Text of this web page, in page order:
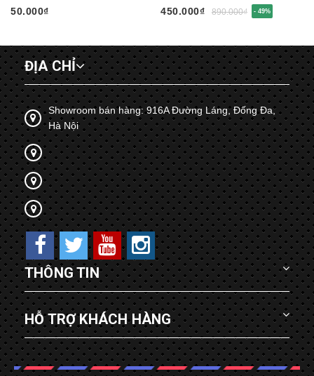
50.000₫
450.000₫
890.000₫ - 49%
ĐỊA CHỈ
Showroom bán hàng: 916A Đường Láng, Đống Đa,
Hà Nội
THÔNG TIN
HỖ TRỢ KHÁCH HÀNG